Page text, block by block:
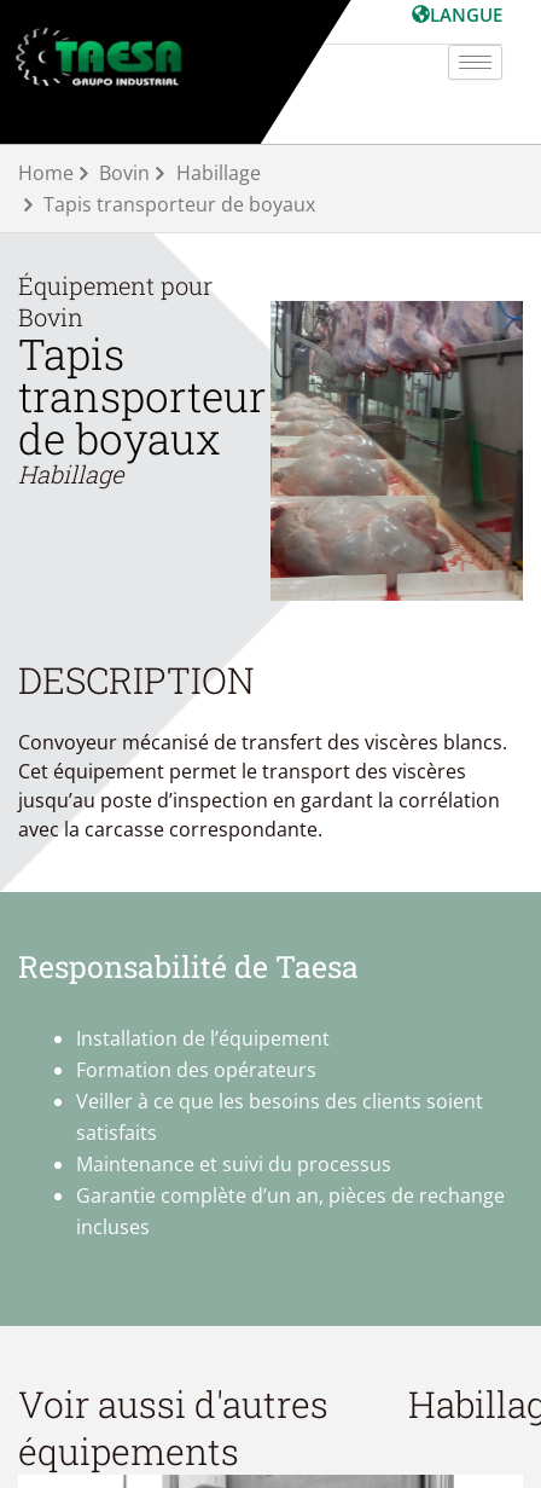
au
contenu
LANGUE
Home Bovin
Habillage
Tapis transporteur de boyaux
Équipement pour
Bovin
Tapis
transporteur
de boyaux
Habillage
DESCRIPTION
Convoyeur mécanisé de transfert des viscères blancs.
Cet équipement permet le transport des viscères
jusqu’au poste d’inspection en gardant la corrélation
avec la carcasse correspondante.
Responsabilité de Taesa
Installation de l’équipement
Formation des opérateurs
Veiller à ce que les besoins des clients soient
satisfaits
Maintenance et suivi du processus
Garantie complète d’un an, pièces de rechange
incluses
Voir aussi d'autres
équipements